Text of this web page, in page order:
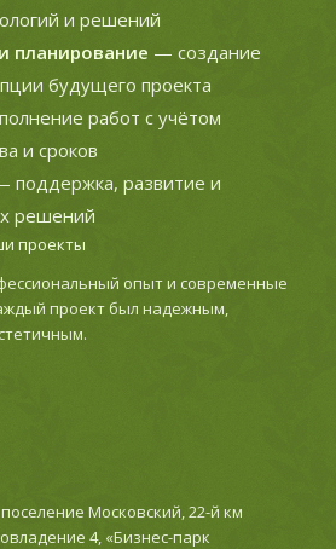
и решений
планирование — создание
будущего проекта
работ с учётом
и сроков
поддержка, развитие и
решений
проекты
опыт и современные
проект был надежным,
Московский, 22-й км
4, «Бизнес-парк